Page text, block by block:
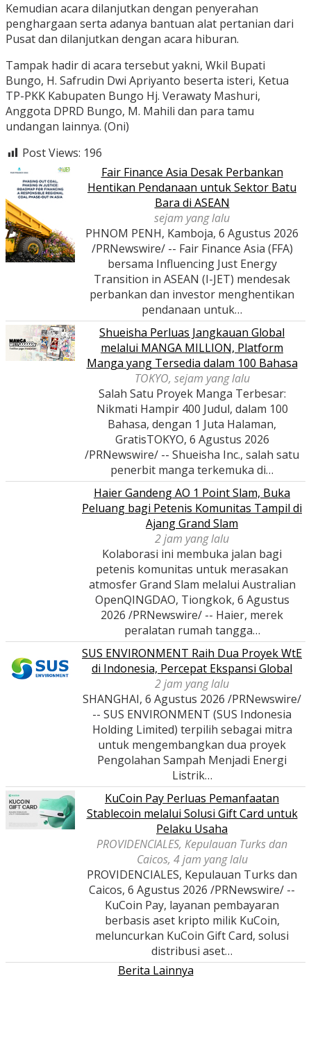
Kemudian acara dilanjutkan dengan penyerahan
penghargaan serta adanya bantuan alat pertanian dari
Pusat dan dilanjutkan dengan acara hiburan.
Tampak hadir di acara tersebut yakni, Wkil Bupati
Bungo, H. Safrudin Dwi Apriyanto beserta isteri, Ketua
TP-PKK Kabupaten Bungo Hj. Verawaty Mashuri,
Anggota DPRD Bungo, M. Mahili dan para tamu
undangan lainnya. (Oni)
Post Views: 196
Fair Finance Asia Desak Perbankan
Hentikan Pendanaan untuk Sektor Batu
Bara di ASEAN
sejam yang lalu
PHNOM PENH, Kamboja, 6 Agustus 2026
/PRNewswire/ -- Fair Finance Asia (FFA)
bersama Influencing Just Energy
Transition in ASEAN (I-JET) mendesak
perbankan dan investor menghentikan
pendanaan untuk…
Shueisha Perluas Jangkauan Global
melalui MANGA MILLION, Platform
Manga yang Tersedia dalam 100 Bahasa
TOKYO, sejam yang lalu
Salah Satu Proyek Manga Terbesar:
Nikmati Hampir 400 Judul, dalam 100
Bahasa, dengan 1 Juta Halaman,
GratisTOKYO, 6 Agustus 2026
/PRNewswire/ -- Shueisha Inc., salah satu
penerbit manga terkemuka di…
Haier Gandeng AO 1 Point Slam, Buka
Peluang bagi Petenis Komunitas Tampil di
Ajang Grand Slam
2 jam yang lalu
Kolaborasi ini membuka jalan bagi
petenis komunitas untuk merasakan
atmosfer Grand Slam melalui Australian
OpenQINGDAO, Tiongkok, 6 Agustus
2026 /PRNewswire/ -- Haier, merek
peralatan rumah tangga…
SUS ENVIRONMENT Raih Dua Proyek WtE
di Indonesia, Percepat Ekspansi Global
2 jam yang lalu
SHANGHAI, 6 Agustus 2026 /PRNewswire/
-- SUS ENVIRONMENT (SUS Indonesia
Holding Limited) terpilih sebagai mitra
untuk mengembangkan dua proyek
Pengolahan Sampah Menjadi Energi
Listrik…
KuCoin Pay Perluas Pemanfaatan
Stablecoin melalui Solusi Gift Card untuk
Pelaku Usaha
PROVIDENCIALES, Kepulauan Turks dan
Caicos, 4 jam yang lalu
PROVIDENCIALES, Kepulauan Turks dan
Caicos, 6 Agustus 2026 /PRNewswire/ --
KuCoin Pay, layanan pembayaran
berbasis aset kripto milik KuCoin,
meluncurkan KuCoin Gift Card, solusi
distribusi aset…
Berita Lainnya